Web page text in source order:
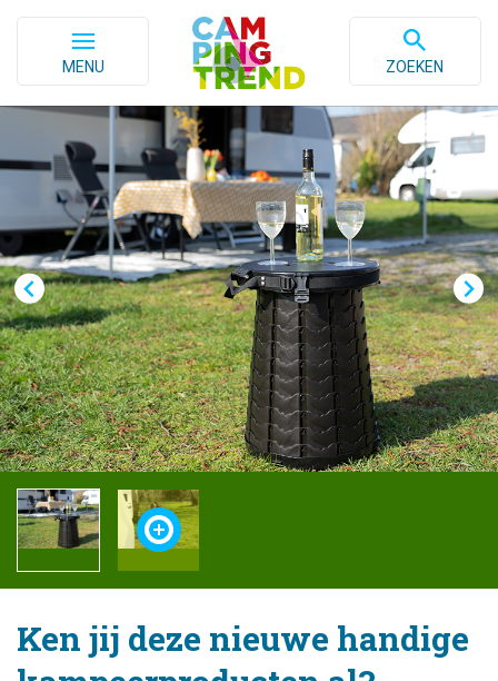
MENU ZOEKEN
Ken jij deze nieuwe handige